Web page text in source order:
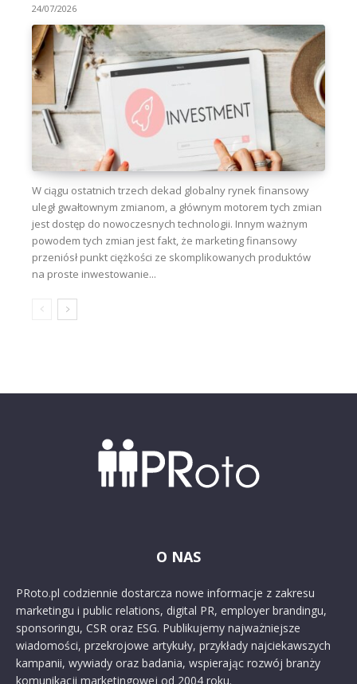
24/07/2026
W ciągu ostatnich trzech dekad globalny rynek finansowy
uległ gwałtownym zmianom, a głównym motorem tych zmian
jest dostęp do nowoczesnych technologii. Innym ważnym
powodem tych zmian jest fakt, że marketing finansowy
przeniósł punkt ciężkości ze skomplikowanych produktów
na proste inwestowanie...
O NAS
PRoto.pl codziennie dostarcza nowe informacje z zakresu
marketingu i public relations, digital PR, employer brandingu,
sponsoringu, CSR oraz ESG. Publikujemy najważniejsze
wiadomości, przekrojowe artykuły, przykłady najciekawszych
kampanii, wywiady oraz badania, wspierając rozwój branży
komunikacji marketingowej od 2004 roku.